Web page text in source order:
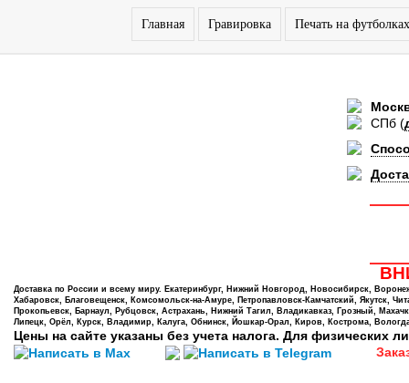
Главная Гравировка Печать на футболках
СПб (
Доставка по России и всему миру. Екатеринбург, Нижний Новгород, Новосибирск,
Хабаровск, Благовещенск, Комсомольск-на-Амуре, Петропавловск-Камчатский, Якутск,
Прокопьевск, Барнаул, Рубцовск, Астрахань, Нижний Тагил, Владикавказ, Грозный,
Липецк, Орёл, Курск, Владимир, Калуга, Обнинск, Йошкар-Орал, Киров, Кострома,
Цены на сайте указаны без учета налога. Для физических